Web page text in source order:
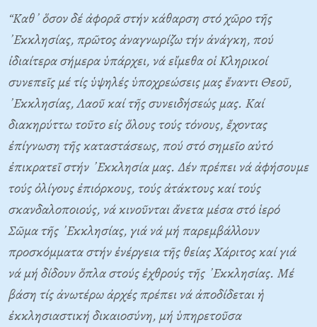
“Καθ᾿ ὅσον δέ ἀφορᾶ στήν κάθαρση στό χῶρο τῆς
᾿Εκκλησίας, πρῶτος ἀναγνωρίζω τήν ἀνάγκη, πού
ἰδιαίτερα σήμερα ὑπάρχει, νά εἴμεθα οἱ Κληρικοί
συνεπεῖς μέ τίς ὑψηλές ὑποχρεώσεις μας ἔναντι Θεοῦ,
᾿Εκκλησίας, Λαοῦ καί τῆς συνειδήσεώς μας. Καί
διακηρύττω τοῦτο εἰς ὅλους τούς τόνους, ἔχοντας
ἐπίγνωση τῆς καταστάσεως, πού στό σημεῖο αὐτό
ἐπικρατεῖ στήν ᾿Εκκλησία μας. Δέν πρέπει νά ἀφήσουμε
τούς ὀλίγους ἐπιόρκους, τούς ἀτάκτους καί τούς
σκανδαλοποιούς, νά κινοῦνται ἄνετα μέσα στό ἱερό
Σῶμα τῆς ᾿Εκκλησίας, γιά νά μή παρεμβάλλουν
προσκόμματα στήν ἐνέργεια τῆς θείας Χάριτος καί γιά
νά μή δίδουν ὅπλα στούς ἐχθρούς τῆς ᾿Εκκλησίας. Μέ
βάση τίς ἀνωτέρω ἀρχές πρέπει νά ἀποδίδεται ἡ
ἐκκλησιαστική δικαιοσύνη, μή ὑπηρετοῦσα